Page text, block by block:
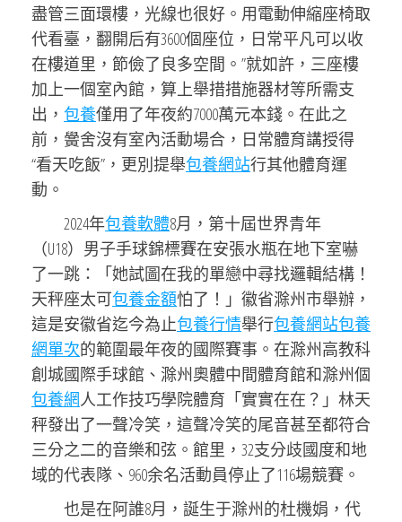
盡管三面環樓，光線也很好。用電動伸縮座椅取
代看臺，翻開后有3600個座位，日常平凡可以收
在樓道里，節儉了良多空間。”就如許，三座樓
加上一個室內館，算上舉措措施器材等所需支
出， 包養僅用了年夜約7000萬元本錢。在此之
前，黌舍沒有室內活動場合，日常體育講授得
“看天吃飯”，更別提舉包養網站行其他體育運
動。
2024年包養軟體8月，第十屆世界青年
（U18）男子手球錦標賽在安張水瓶在地下室嚇
了一跳：「她試圖在我的單戀中尋找邏輯結構！
天秤座太可包養金額怕了！」徽省滁州市舉辦，
這是安徽省迄今為止包養行情舉行包養網站包養
網單次的範圍最年夜的國際賽事。在滁州高教科
創城國際手球館、滁州奧體中間體育館和滁州個
包養網人工作技巧學院體育「實實在在？」林天
秤發出了一聲冷笑，這聲冷笑的尾音甚至都符合
三分之二的音樂和弦。館里，32支分歧國度和地
域的代表隊、960余名活動員停止了116場競賽。
也是在阿誰8月，誕生于滁州的杜機娟，代